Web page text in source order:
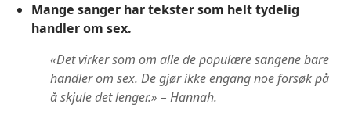
Mange sanger har tekster som helt tydelig
handler om sex.
«Det virker som om alle de populære sangene bare
handler om sex. De gjør ikke engang noe forsøk på
å skjule det lenger.» – Hannah.